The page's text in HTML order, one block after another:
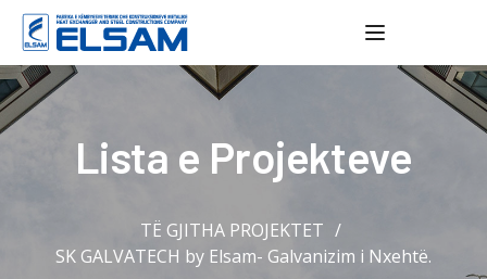
Toggle
Lista e Projekteve
TË GJITHA PROJEKTET
SK GALVATECH by Elsam- Galvanizim i Nxehtë.